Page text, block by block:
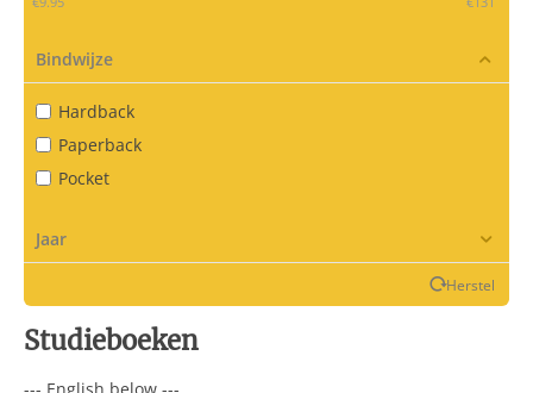
Bindwijze
Hardback
Paperback
Pocket
Jaar
Herstel
Studieboeken